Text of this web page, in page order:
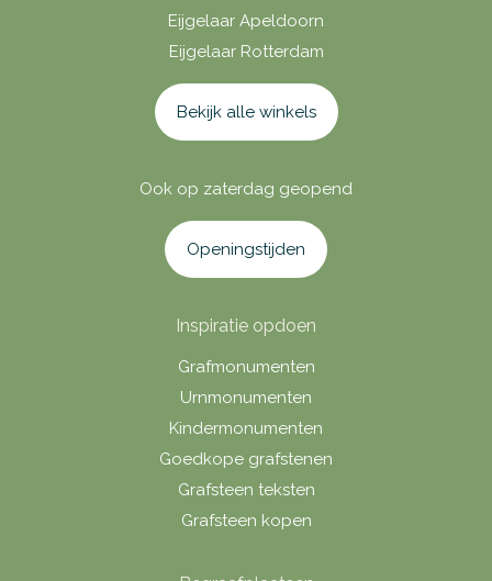
Eijgelaar Apeldoorn
Eijgelaar Rotterdam
Bekijk alle winkels
Ook op zaterdag geopend
Openingstijden
Inspiratie opdoen
Grafmonumenten
Urnmonumenten
Kindermonumenten
Goedkope grafstenen
Grafsteen teksten
Grafsteen kopen